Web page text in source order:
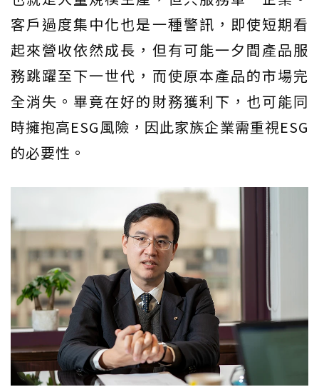
客戶過度集中化也是一種警訊，即使短期看
起來營收依然成長，但有可能一夕間產品服
務跳躍至下一世代，而使原本產品的市場完
全消失。畢竟在好的財務獲利下，也可能同
時擁抱高ESG風險，因此家族企業需重視ESG
的必要性。